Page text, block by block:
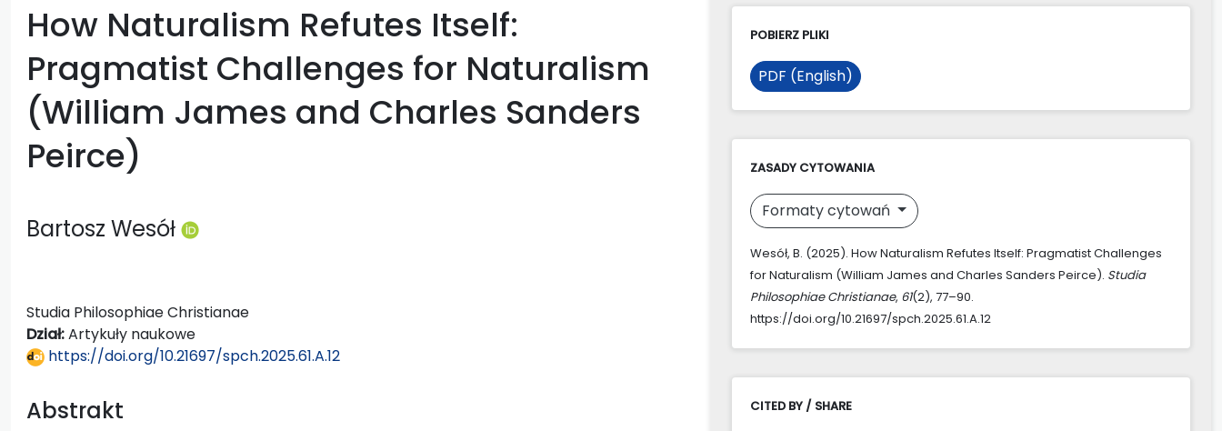
How Naturalism Refutes Itself:
Pragmatist Challenges for Naturalism
(William James and Charles Sanders
Peirce)
Bartosz Wesół
Studia Philosophiae Christianae
Dział:Artykuły naukowe
https://doi.org/10.21697/spch.2025.61.A.12
Abstrakt
POBIERZ PLIKI
PDF (English)
ZASADY CYTOWANIA
Formaty cytowań
Wesół, B. (2025). How Naturalism Refutes Itself: Pragmatist Challenges
for Naturalism (William James and Charles Sanders Peirce). Studia
Philosophiae Christianae, 61(2), 77–90.
https://doi.org/10.21697/spch.2025.61.A.12
CITED BY / SHARE